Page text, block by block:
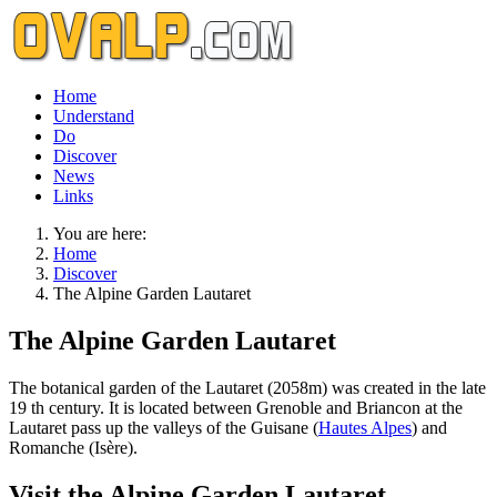
Home
Understand
Do
Discover
News
Links
You are here:
Home
Discover
The Alpine Garden Lautaret
The Alpine Garden Lautaret
The botanical garden of the Lautaret (2058m) was created in the late
19 th century. It is located between Grenoble and Briancon at the
Lautaret pass up the valleys of the Guisane (Hautes Alpes) and
Romanche (Isère).